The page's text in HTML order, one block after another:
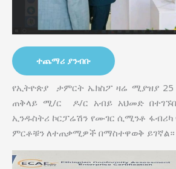
ተጨማሪ ያንብቡ
የኢትዮጵያ ታምርት ኤክስፖ ዛሬ ሚያዝያ 25
ጠቅላይ ሚ/ር ዶ/ር አብይ አህመድ
ኢንዱስትሪ ኮርፓሬሽን የሙገር ሲሚንቶ ፋብሪካ
ምርቶቹን ለተጠቃሚዎች በማስተዋወቅ ይገኛል።